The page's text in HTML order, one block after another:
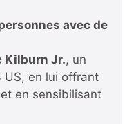
avec de
Kilburn Jr., un
US, en lui offrant
en sensibilisant